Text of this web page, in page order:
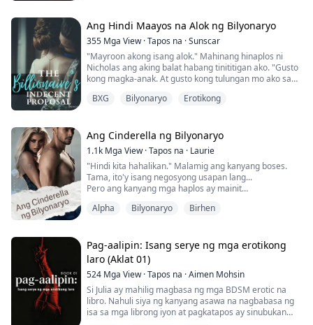
ilalim ko ng iyong magandang tinig," bulong niya ng
malalim.
Napasinghap ako at sinubukang alisin ang kanyang
mga kam...
Ang Hindi Maayos na Alok ng Bilyonaryo
355 Mga View·Tapos na ·Sunscar
"Mayroon akong isang alok." Mahinang hinaplos ni
Nicholas ang aking balat habang tinititigan ako. "Gusto
kong magka-anak. At gusto kong tulungan mo ako sa
"Kapalit nito, ibibigay ko sa'yo ang lahat ng maaari
Ulila at walang matatawag na tahanan, ang tanging
pag-asa ni Willow para sa kaligayahan ay ang
makapag-aral sa ...
BXG Bilyonaryo Erotikong
Ang Cinderella ng Bilyonaryo
1.1k Mga View·Tapos na · Laurie
"Hindi kita hahalikan." Malamig ang kanyang boses.
Tama, ito'y isang negosyong usapan lang...
Pero ang kanyang mga haplos ay mainit
"Birhen ka ba?" bigla siyang tumitig sa akin...
Si Emma Wells, isang estudyanteng kolehiyo na malapit
nang magtapos. Siya'y inabuso at pinahirapan ng
kanyang madrastang si Jane at ang kanyang stepsister
na si Anna. Ang tanging pag-asa sa kanyan...
Alpha Bilyonaryo Birhen
Pag-aalipin: Isang serye ng mga erotikong
laro (Aklat 01)
524 Mga View·Tapos na ·Aimen Mohsin
Si Julia ay mahilig magbasa ng mga BDSM erotic na
libro. Nahuli siya ng kanyang asawa na nagbabasa ng
isa sa mga librong iyon at pagkatapos ay sinubukan